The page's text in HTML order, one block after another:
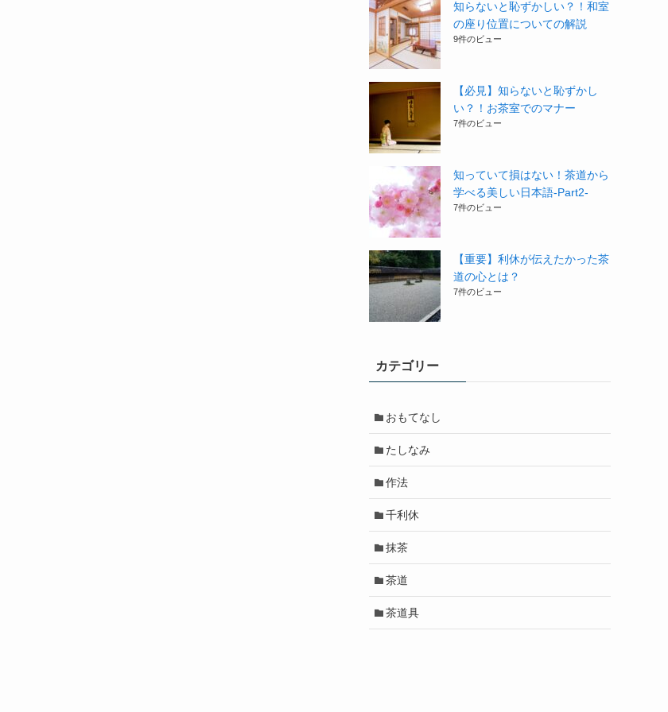
知らないと恥ずかしい？！和室
の座り位置についての解説
9件のビュー
【必見】知らないと恥ずかし
い？！お茶室でのマナー
7件のビュー
知っていて損はない！茶道から
学べる美しい日本語-Part2-
7件のビュー
【重要】利休が伝えたかった茶
道の心とは？
7件のビュー
カテゴリー
おもてなし
たしなみ
作法
千利休
抹茶
茶道
茶道具